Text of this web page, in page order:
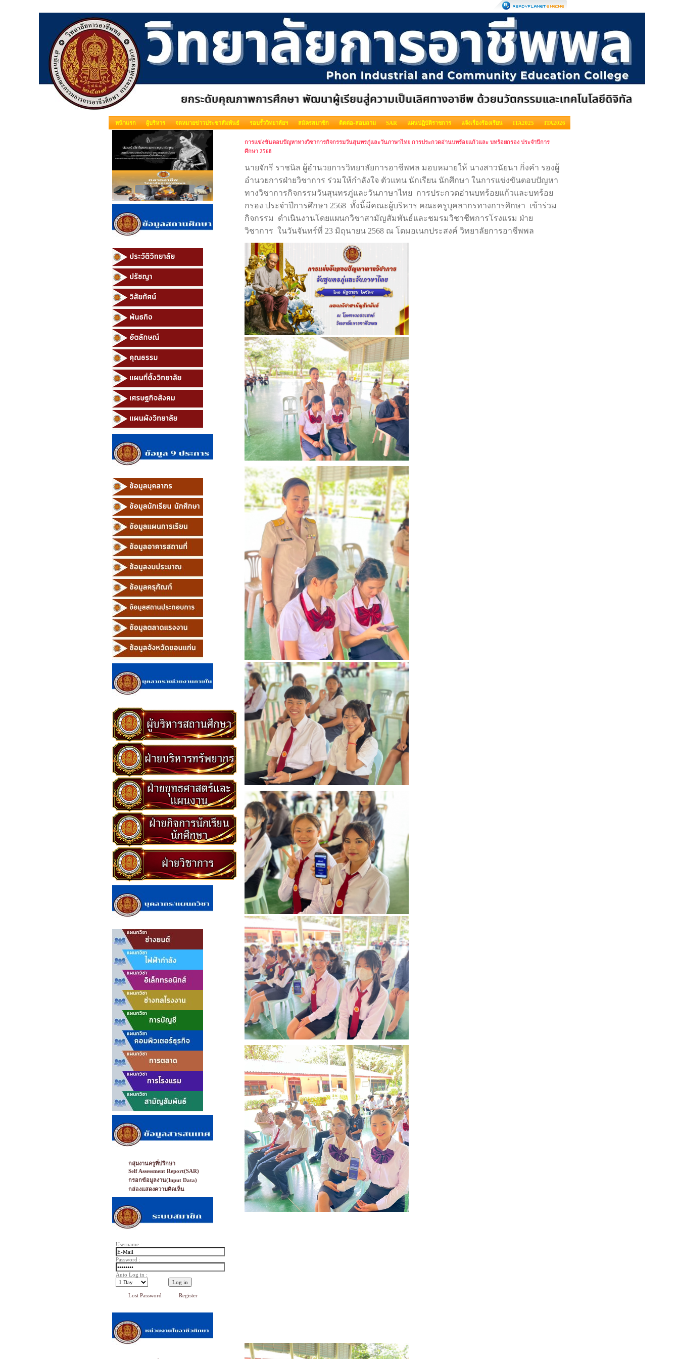
หน้าแรก ผู้บริหาร จดหมายข่าวประชาสัมพันธ์ รอบรั้ววิทยาลัยฯ สมัครสมาชิก ติดต่อ-สอบถาม SAR แผนปฏิบัติราชการ แจ้งเรื่องร้องเรียน ITA2025 ITA2026
กลุ่มงานครูที่ปรึกษา
Self Assessment Report(SAR)
กรอกข้อมูลงาน(Input Data)
กล่องแสดงความคิดเห็น
Username :
Password :
Auto Log in :
Lost Password Register
การแข่งขันตอบปัญหาทางวิชาการกิจกรรมวันสุนทรภู่และวันภาษาไทย การประกวดอ่านบทร้อยแก้วและ บทร้อยกรอง ประจำปีการ
ศึกษา 2568
นายจักรี ราชนิล ผู้อำนวยการวิทยาลัยการอาชีพพล มอบหมายให้ นางสาวนัยนา กิ่งคำ รองผู้
อำนวยการฝ่ายวิชาการ ร่วมให้กำลังใจ ตัวแทน นักเรียน นักศึกษา ในการแข่งขันตอบปัญหา
ทางวิชาการกิจกรรมวันสุนทรภู่และวันภาษาไทย การประกวดอ่านบทร้อยแก้วและบทร้อย
กรอง ประจำปีการศึกษา 2568 ทั้งนี้มีคณะผู้บริหาร คณะครูบุคลากรทางการศึกษา เข้าร่วม
กิจกรรม ดำเนินงานโดยแผนกวิชาสามัญสัมพันธ์และชมรมวิชาชีพการโรงแรม ฝ่าย
วิชาการ ในวันจันทร์ที่ 23 มิถุนายน 2568 ณ โดมอเนกประสงค์ วิทยาลัยการอาชีพพล